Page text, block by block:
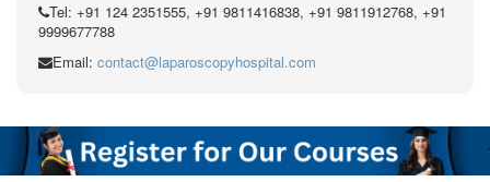
Tel: +91 124 2351555, +91 9811416838, +91 9811912768, +91
9999677788
Email: contact@laparoscopyhospital.com